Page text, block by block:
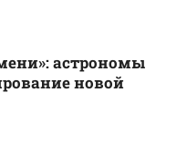
астрономы
новой